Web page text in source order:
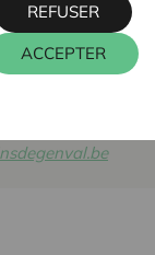
ACCEPTER
REFUSER